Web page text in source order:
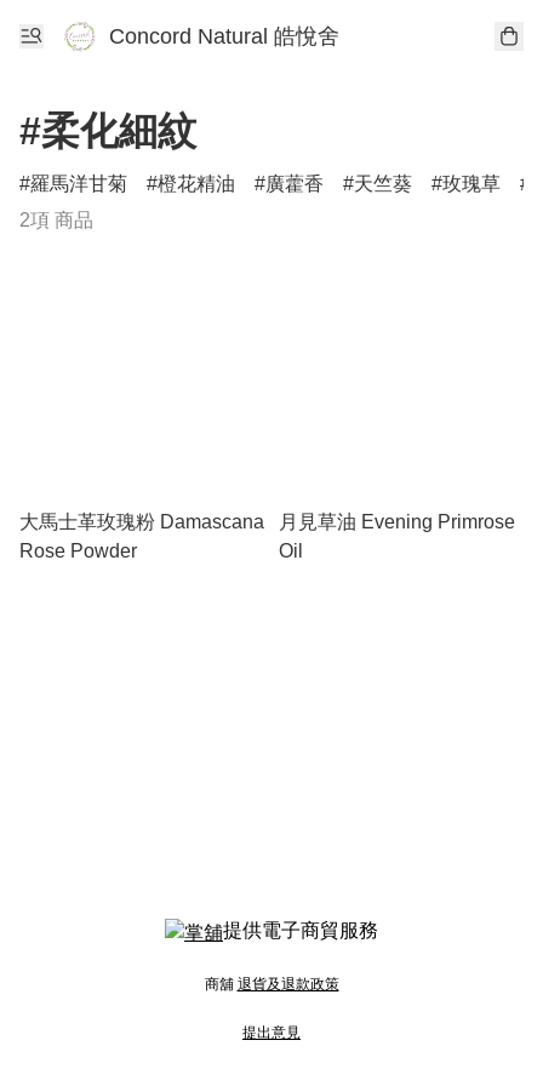
Concord Natural 皓悅舍
#柔化細紋
羅馬洋甘菊 橙花精油 廣藿香 天竺葵 玫瑰草
2項 商品
大馬士革玫瑰粉 Damascana
Rose Powder
月見草油 Evening Primrose
Oil
提供電子商貿服務
商舖 退貨及退款政策
提出意見